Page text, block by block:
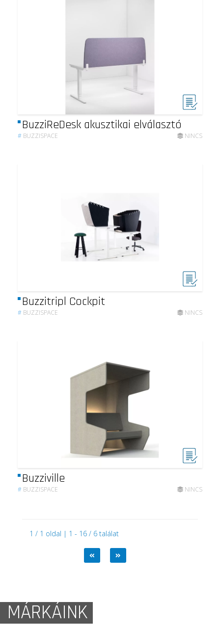
BuzziReDesk akusztikai elválasztó
# BUZZISPACE NINCS
Buzzitripl Cockpit
# BUZZISPACE NINCS
Buzziville
# BUZZISPACE NINCS
1 / 1 oldal | 1 - 16 / 6 találat
MÁRKÁINK